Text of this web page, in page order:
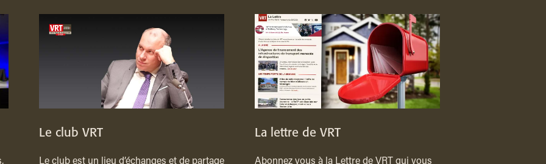
Le club VRT
Le club est un lieu d’échanges et de partage
La lettre de VRT
Abonnez vous à la Lettre de VRT qui vous